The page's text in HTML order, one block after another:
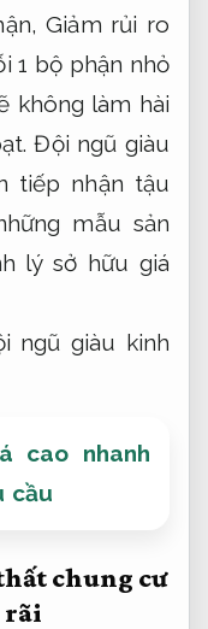
Giảm rủi ro
1 bộ phận nhỏ
không làm hài
Đội ngũ giàu
tiếp nhận tậu
mẫu sản
lý sở hữu giá
ngũ giàu kinh
cao nhanh
cầu
chung cư
rãi